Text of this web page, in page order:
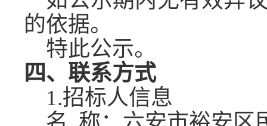
的依据。
特此公示。
四、联系方式
1.招标人信息